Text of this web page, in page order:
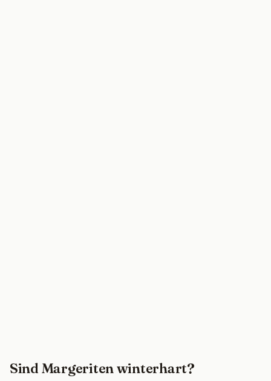
Sind Margeriten winterhart?